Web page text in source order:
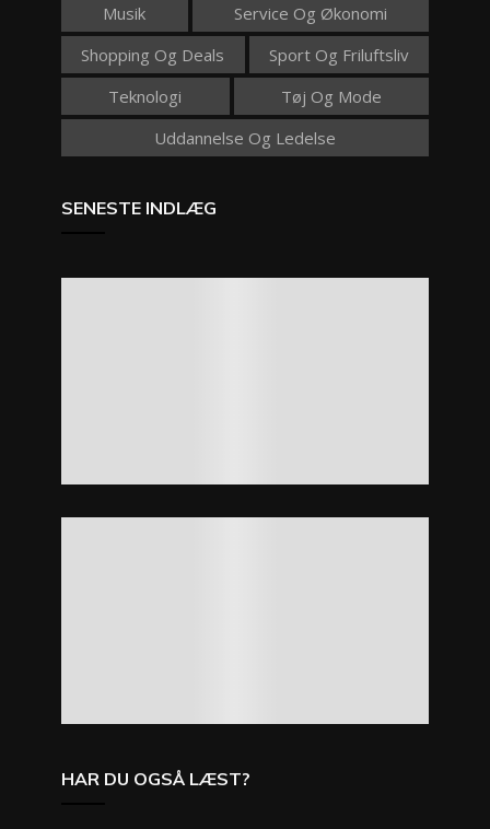
Musik
Service Og Økonomi
Shopping Og Deals
Sport Og Friluftsliv
Teknologi
Tøj Og Mode
Uddannelse Og Ledelse
SENESTE INDLÆG
HAR DU OGSÅ LÆST?